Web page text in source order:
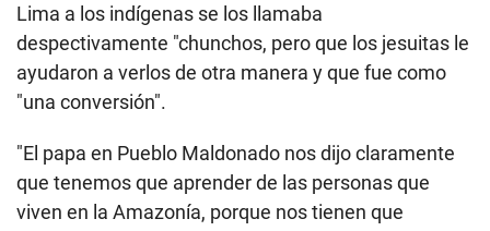
Lima a los indígenas se los llamaba
despectivamente "chunchos, pero que los jesuitas le
ayudaron a verlos de otra manera y que fue como
"una conversión".
"El papa en Pueblo Maldonado nos dijo claramente
que tenemos que aprender de las personas que
viven en la Amazonía, porque nos tienen que